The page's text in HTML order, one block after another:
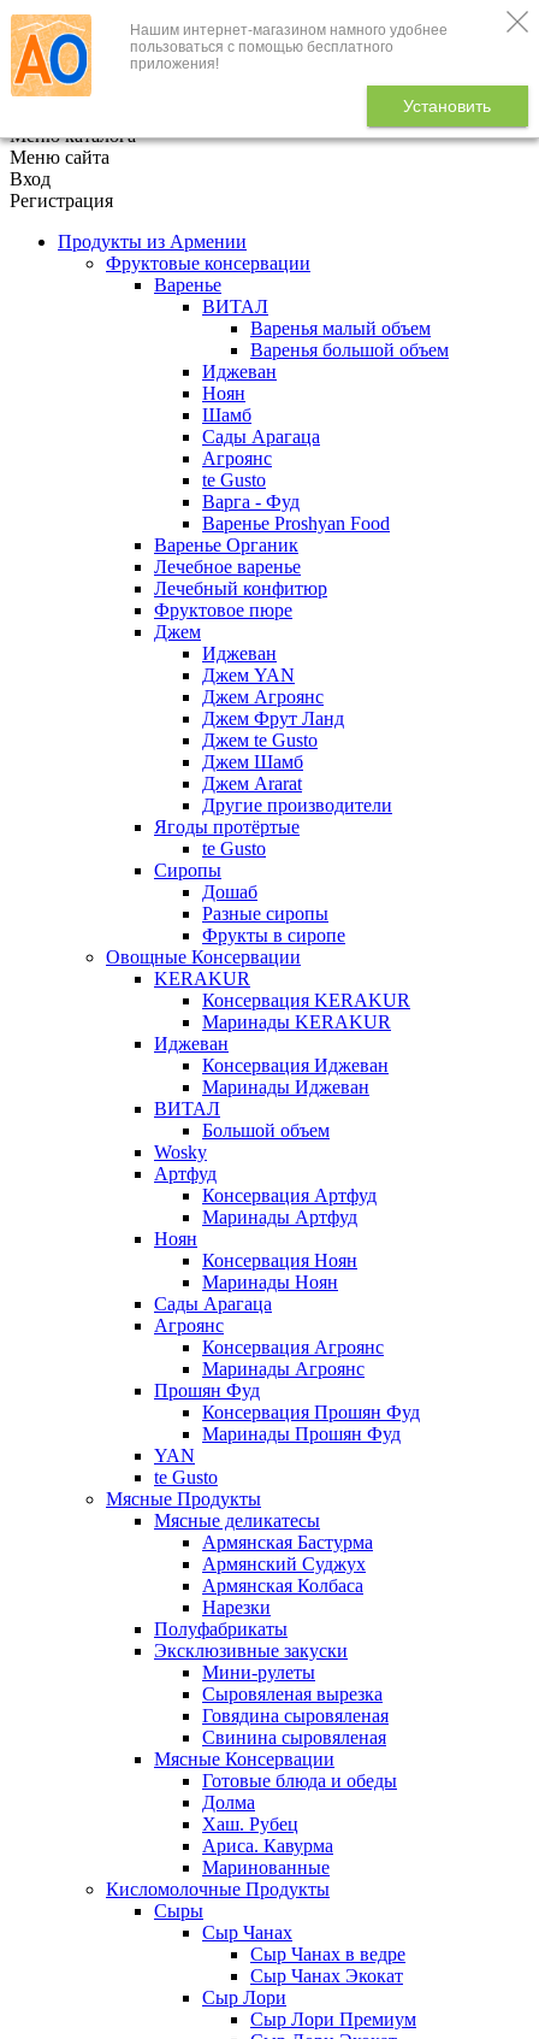
Нашим интернет-магазином намного удобнее
пользоваться с помощью бесплатного
приложения!
Установить
+7 (495) 646-888-1
В корзине
Меню каталога
Меню сайта
Вход
Регистрация
Продукты из Армении
Фруктовые консервации
Варенье
ВИТАЛ
Варенья малый объем
Варенья большой объем
Иджеван
Ноян
Шамб
Сады Арагаца
Агроянс
te Gusto
Варга - Фуд
Варенье Proshyan Food
Варенье Органик
Лечебное варенье
Лечебный конфитюр
Фруктовое пюре
Джем
Иджеван
Джем YAN
Джем Агроянс
Джем Фрут Ланд
Джем te Gusto
Джем Шамб
Джем Ararat
Другие производители
Ягоды протёртые
te Gusto
Сиропы
Дошаб
Разные сиропы
Фрукты в сиропе
Овощные Консервации
KERAKUR
Консервация KERAKUR
Маринады KERAKUR
Иджеван
Консервация Иджеван
Маринады Иджеван
ВИТАЛ
Большой объем
Wosky
Артфуд
Консервация Артфуд
Маринады Артфуд
Ноян
Консервация Ноян
Маринады Ноян
Сады Арагаца
Агроянс
Консервация Агроянс
Маринады Агроянс
Прошян Фуд
Консервация Прошян Фуд
Маринады Прошян Фуд
YAN
te Gusto
Мясные Продукты
Мясные деликатесы
Армянская Бастурма
Армянский Суджух
Армянская Колбаса
Нарезки
Полуфабрикаты
Эксклюзивные закуски
Мини-рулеты
Сыровяленая вырезка
Говядина сыровяленая
Свинина сыровяленая
Мясные Консервации
Готовые блюда и обеды
Долма
Хаш. Рубец
Ариса. Кавурма
Маринованные
Кисломолочные Продукты
Сыры
Сыр Чанах
Сыр Чанах в ведре
Сыр Чанах Экокат
Сыр Лори
Сыр Лори Премиум